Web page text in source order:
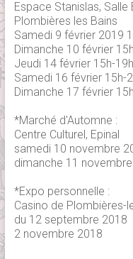
Espace Stanislas, Salle
Plombières les Bains
Samedi 9 février 2019
Dimanche 10 février
Jeudi 14 février 15h-19h
Samedi 16 février 15h-
Dimanche 17 février
*Marché d'Automne :
Centre Culturel, Epinal
samedi 10 novembre
dimanche 11
*Expo personnelle :
Casino de Plombières-
du 12 septembre 2018
2 novembre 2018